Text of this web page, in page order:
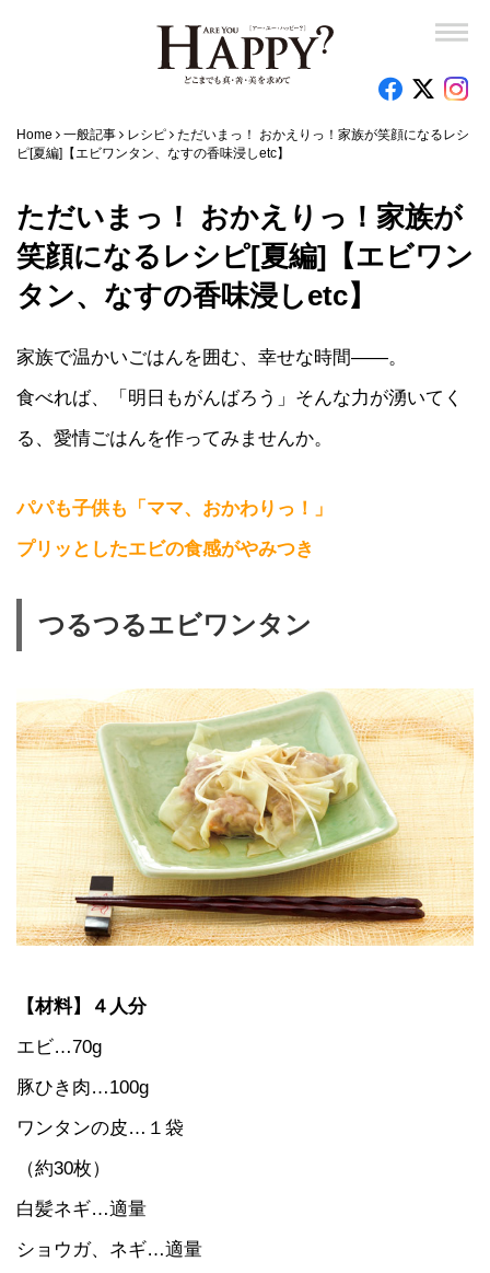
Home 一般記事 レシピ
ただいまっ！ おかえりっ！家族が笑顔になるレシ
ピ[夏編]【エビワンタン、なすの香味浸しetc】
ただいまっ！ おかえりっ！家族が
笑顔になるレシピ[夏編]【エビワン
タン、なすの香味浸しetc】
家族で温かいごはんを囲む、幸せな時間――。
食べれば、「明日もがんばろう」そんな力が湧いてく
る、愛情ごはんを作ってみませんか。
パパも子供も「ママ、おかわりっ！」
プリッとしたエビの食感がやみつき
つるつるエビワンタン
【材料】４人分
エビ…70g
豚ひき肉…100g
ワンタンの皮…１袋
（約30枚）
白髪ネギ…適量
ショウガ、ネギ…適量